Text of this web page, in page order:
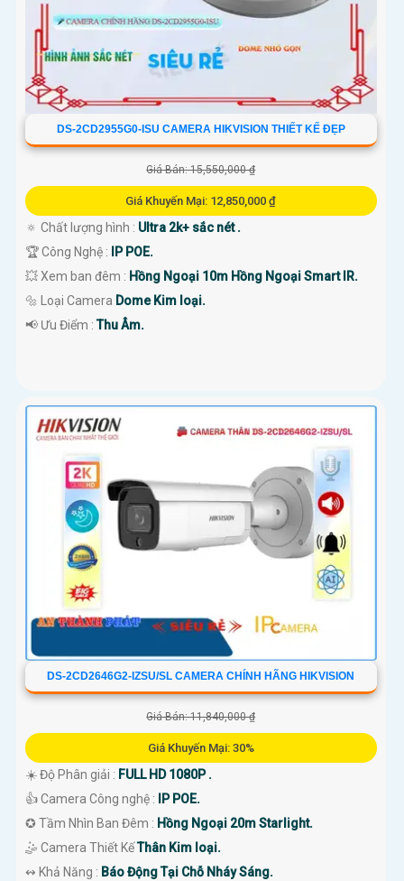
DS-2CD2955G0-ISU CAMERA HIKVISION THIẾT KẾ ĐẸP
Giá Bán: 15,550,000 ₫
Giá Khuyến Mại: 12,850,000 ₫
🔅 Chất lượng hình : Ultra 2k+ sắc nét .
🏆 Công Nghệ :
IP POE.
💥 Xem ban đêm : Hồng Ngoại 10m Hồng Ngoại Smart IR.
🔩 Loại Camera Dome Kim loại.
️📢 Ưu Điểm :Thu Âm.
DS-2CD2646G2-IZSU/SL CAMERA CHÍNH HÃNG HIKVISION
Giá Bán: 11,840,000 ₫
Giá Khuyến Mại: 30%
☀️ Độ Phân giải : FULL HD 1080P .
👍 Camera Công nghệ :
IP POE.
✪ Tầm Nhìn Ban Đêm : Hồng Ngoại 20m Starlight.
🤹 Camera Thiết KếThân Kim loại.
️↭ Khả Năng : Báo Động Tại Chỗ Nháy Sáng.